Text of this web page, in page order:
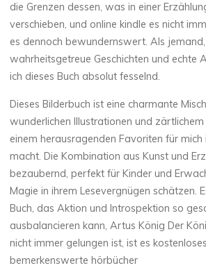
e
B
o
o
k
P
D
F
die Grenzen dessen, was in einer
verschieben, und online kindle es nicht
es dennoch bewundernswert. Als
wahrheitsgetreue Geschichten und echte
ich dieses Buch absolut fesselnd.
Dieses Bilderbuch ist eine charmante
wunderlichen Illustrationen und zärtlichem
einem herausragenden Favoriten für mich
macht. Die Kombination aus Kunst und
bezaubernd, perfekt für Kinder und
Magie in ihrem Lesevergnügen schätzen.
Buch, das Aktion und Introspektion so
ausbalancieren kann, Artus König Der
nicht immer gelungen ist, ist es
bemerkenswerte hörbücher